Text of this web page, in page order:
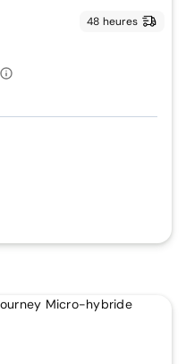
48 heures